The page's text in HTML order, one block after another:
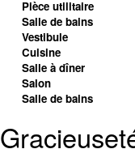
Pièce utilitaire
Salle de bains
Vestibule
Cuisine
Salle à dîner
Salon
Salle de bains